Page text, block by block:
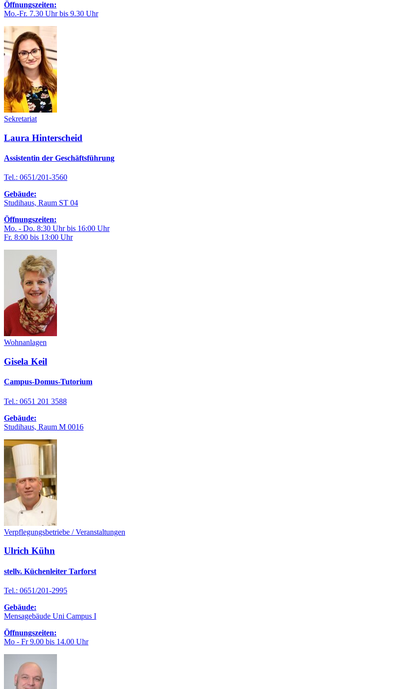
Öffnungszeiten:
Mo.-Fr. 7.30 Uhr bis 9.30 Uhr
Sekretariat
Laura Hinterscheid
Assistentin der Geschäftsführung
Tel.: 0651/201-3560
Gebäude:
Studihaus, Raum ST 04
Öffnungszeiten:
Mo. - Do. 8:30 Uhr bis 16:00 Uhr
Fr. 8:00 bis 13:00 Uhr
Wohnanlagen
Gisela Keil
Campus-Domus-Tutorium
Tel.: 0651 201 3588
Gebäude:
Studihaus, Raum M 0016
Verpflegungsbetriebe / Veranstaltungen
Ulrich Kühn
stellv. Küchenleiter Tarforst
Tel.: 0651/201-2995
Gebäude:
Mensagebäude Uni Campus I
Öffnungszeiten:
Mo - Fr 9.00 bis 14.00 Uhr